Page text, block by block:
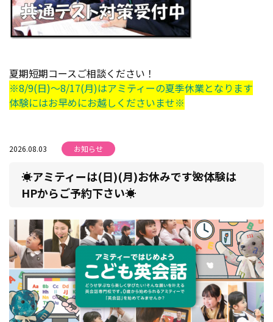
夏期短期コースご相談ください！
※8/9(日)～8/17(月)はアミティーの夏季休業となります
体験にはお早めにお越しくださいませ※
2026.08.03 お知らせ
☀アミティーは(日)(月)お休みです🌺体験は
HPからご予約下さい☀